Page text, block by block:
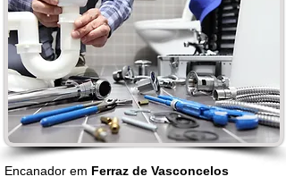
Encanador em Ferraz de Vasconcelos